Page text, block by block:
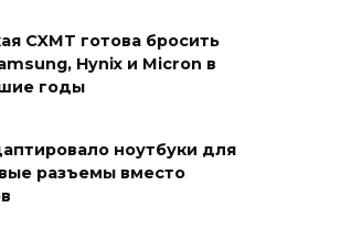
CXMT готова бросить
Hynix и Micron в
годы
ноутбуки для
разъемы вместо